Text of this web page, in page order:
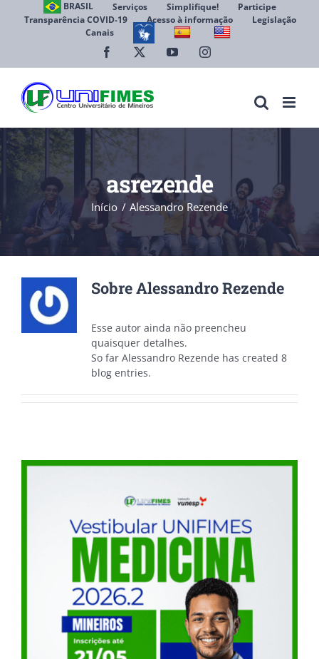
BRASIL Serviços Simplifique!
Participe
Transparência COVID-19
Acesso à informação
Legislação
Canais
Facebook YouTubeInstagram
asrezende
Início Alessandro Rezende
SobreAlessandro Rezende
Esse autor ainda não preencheu
quaisquer detalhes.
So far Alessandro Rezende has created 8
blog entries.